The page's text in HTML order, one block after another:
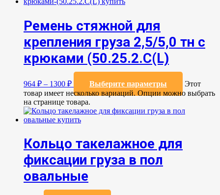
Ремень стяжной для
крепления груза 2,5/5,0 тн с
крюками (50.25.2.C(L)
964 ₽ – 1300 ₽ Выберите параметры
Этот
товар имеет несколько вариаций. Опции можно выбрать
на странице товара.
Кольцо такелажное для
фиксации груза в пол
овальные